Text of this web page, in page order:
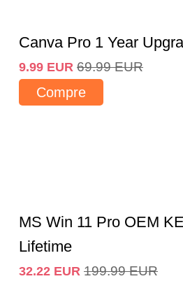
Canva Pro 1 Year
9.99 EUR 69.99 EUR
Compre
MS Win 11 Pro OEM
Lifetime
32.22 EUR 199.99 EUR